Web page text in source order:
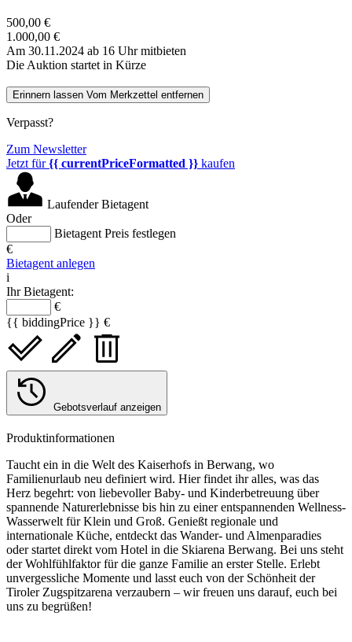
500,00 €
1.000,00 €
Am 30.11.2024 ab 16 Uhr mitbieten
Die Auktion startet in Kürze
Erinnern lassen Vom Merkzettel entfernen
Verpasst?
Zum Newsletter
Jetzt für{{ currentPriceFormatted }} kaufen
Laufender Bietagent
Oder
Bietagent Preis festlegen
€
Bietagent anlegen
i
Ihr Bietagent:
€
{{ biddingPrice }} €
Gebotsverlauf anzeigen
Produktinformationen
Taucht ein in die Welt des Kaiserhofs in Berwang, wo
Familienurlaub neu definiert wird. Hier findet ihr alles, was das
Herz begehrt: von liebevoller Baby- und Kinderbetreuung über
spannende Naturerlebnisse bis hin zu einer entspannenden Wellness-
Wasserwelt für Klein und Groß. Genießt regionale und
internationale Küche, entdeckt das Wander- und Almenparadies
oder startet direkt vom Hotel in die Skiarena Berwang. Bei uns steht
der Wohlfühlfaktor für die ganze Familie an erster Stelle. Erlebt
unvergessliche Momente und lasst euch von der Schönheit der
Tiroler Zugspitzarena verzaubern – wir freuen uns darauf, euch bei
uns zu begrüßen!